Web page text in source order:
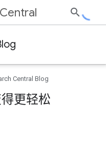
Central Blog
更轻松